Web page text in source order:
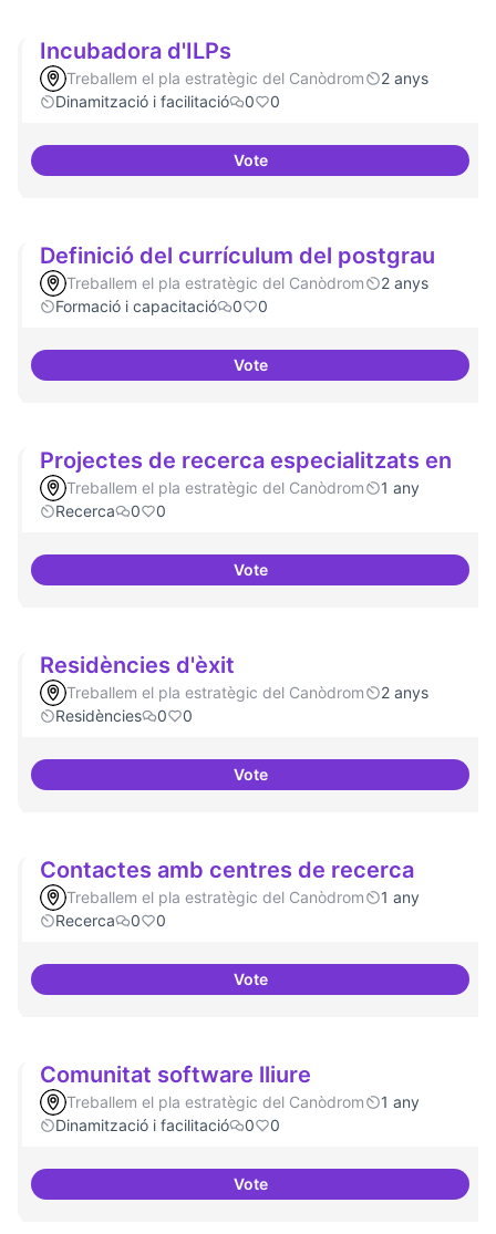
Incubadora d'ILPs
Treballem el pla estratègic del Canòdrom
2 anys
Dinamització i facilitació
0 0
VoteIncubadora d'ILPs
Definició del currículum del postgrau
Treballem el pla estratègic del Canòdrom
2 anys
Formació i capacitació
0 0
VoteDefinició del currículum del
Projectes de recerca especialitzats en
Treballem el pla estratègic del Canòdrom
1 any
Recerca
0 0
VoteProjectes de recerca
Residències d'èxit
Treballem el pla estratègic del Canòdrom
2 anys
Residències
0 0
VoteResidències d'èxit
Contactes amb centres de recerca
Treballem el pla estratègic del Canòdrom
1 any
Recerca
0 0
VoteContactes amb centres de
Comunitat software lliure
Treballem el pla estratègic del Canòdrom
1 any
Dinamització i facilitació
0 0
VoteComunitat software lliure